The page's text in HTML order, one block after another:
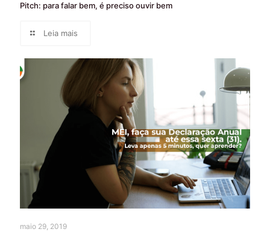
Pitch: para falar bem, é preciso ouvir bem
Leia mais
maio 29, 2019